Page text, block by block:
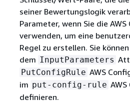
seiner Bewertungslogik
Parameter, wenn Sie die AWS
verwenden, um eine
Regel zu erstellen. Sie
dem InputParameters
PutConfigRule AWS
im put-config-rule AWS
definieren.